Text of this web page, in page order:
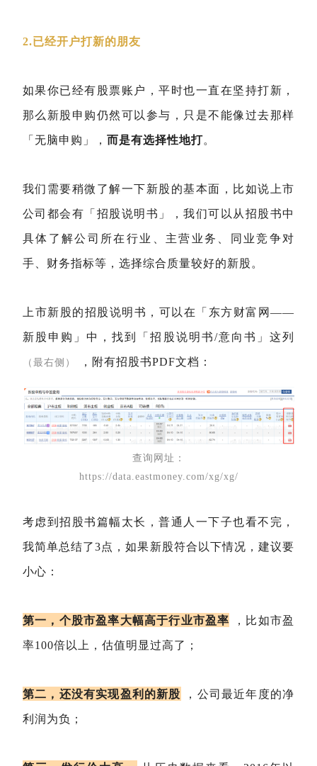
2.已经开户打新的朋友
如果你已经有股票账户，平时也一直在坚持打新，
那么新股申购仍然可以参与，只是不能像过去那样
「无脑申购」， 而是有选择性地打。
我们需要稍微了解一下新股的基本面，比如说上市
公司都会有「招股说明书」，我们可以从招股书中
具体了解公司所在行业、主营业务、同业竞争对
手、财务指标等，选择综合质量较好的新股。
上市新股的招股说明书，可以在「东方财富网——
新股申购」中，找到「招股说明书/意向书」这列
（最右侧） ，附有招股书PDF文档：
查询网址：
https://data.eastmoney.com/xg/xg/
考虑到招股书篇幅太长，普通人一下子也看不完，
我简单总结了3点，如果新股符合以下情况，建议要
小心：
第一，个股市盈率大幅高于行业市盈率 ，比如市盈
率100倍以上，估值明显过高了；
第二，还没有实现盈利的新股 ，公司最近年度的净
利润为负；